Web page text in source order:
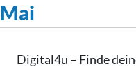
Mai
Digital4u – Finde